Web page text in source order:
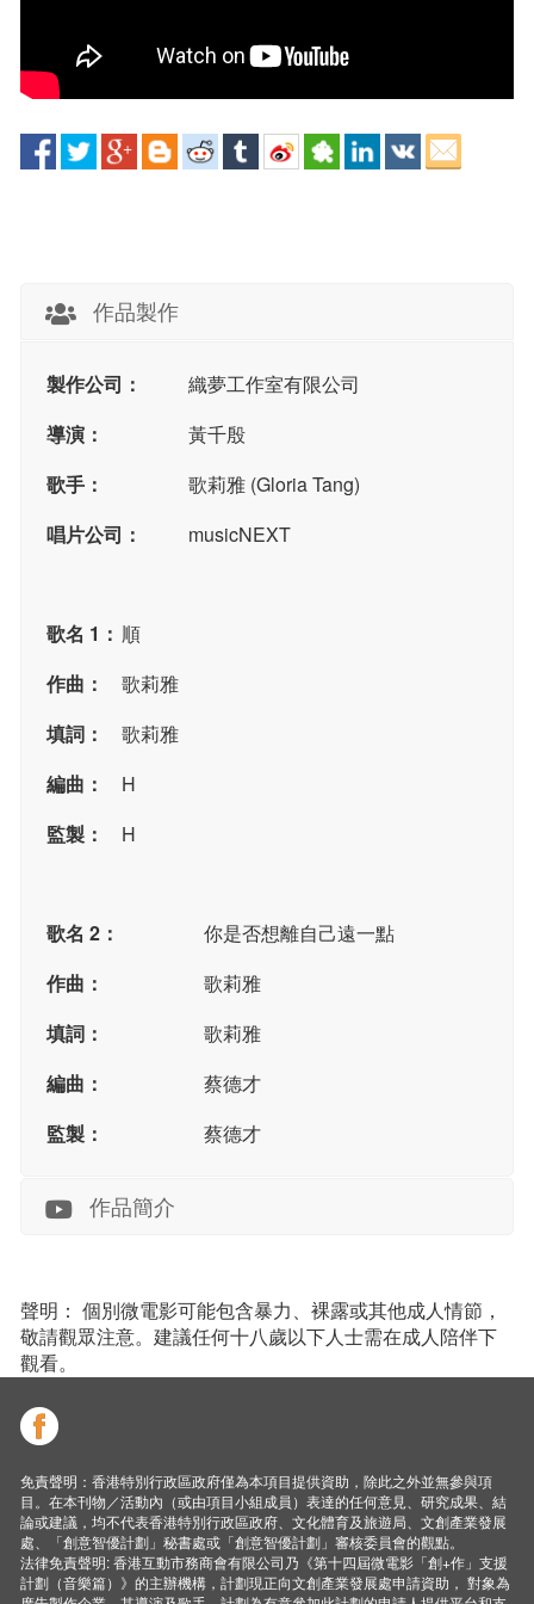
作品製作
製作公司：
織夢工作室有限公司
導演：
黃千殷
歌手：
歌莉雅 (Gloria Tang)
唱片公司：
musicNEXT
歌名 1： 順
作曲：
歌莉雅
填詞：
歌莉雅
編曲：
H
監製：
H
歌名 2：
你是否想離自己遠一點
作曲：
歌莉雅
填詞：
歌莉雅
編曲：
蔡德才
監製：
蔡德才
作品簡介
聲明： 個別微電影可能包含暴力、裸露或其他成人情節，
敬請觀眾注意。建議任何十八歲以下人士需在成人陪伴下
觀看。
免責聲明：香港特別行政區政府僅為本項目提供資助，除此之外並無參與項
目。在本刊物／活動內（或由項目小組成員）表達的任何意見、研究成果、結
論或建議，均不代表香港特別行政區政府、文化體育及旅遊局、文創產業發展
處、「創意智優計劃」秘書處或「創意智優計劃」審核委員會的觀點。
法律免責聲明: 香港互動市務商會有限公司乃《第十四屆微電影「創+作」支援
計劃（音樂篇）》的主辦機構，計劃現正向文創產業發展處申請資助， 對象為